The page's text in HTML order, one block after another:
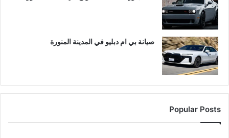
صيانة بي ام دبليو في المدينة المنورة
Popular Posts